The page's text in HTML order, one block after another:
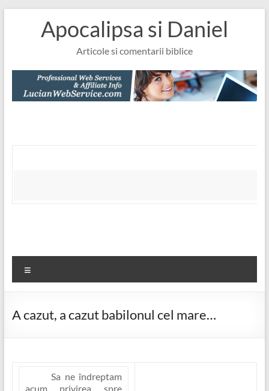
Apocalipsa si Daniel
Articole si comentarii biblice
A cazut, a cazut babilonul cel mare…
Sa ne îndreptam
acum privirea spre